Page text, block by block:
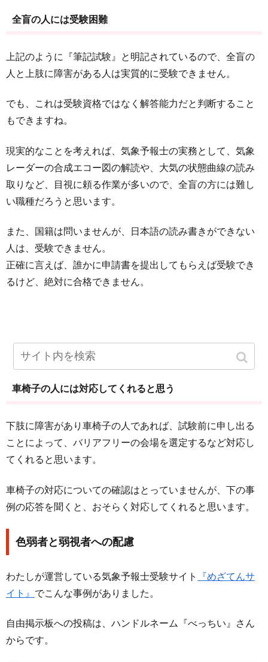
全盲の人には受験困難
上記のように『筆記試験』と明記されているので、全盲の
人と上肢に障害がある人は実質的に受験できません。
でも、これは受験資格ではなく解答能力だと判断すること
もできますね。
現実的なことを考えれば、気象予報士の実務として、気象
レーダーの合成エコー図の解読や、大気の状態曲線の読み
取りなど、目視に頼る作業が多いので、全盲の方には難し
い職種だろうと思います。
また、国籍は問いませんが、日本語の読み書きができない
人は、受験できません。
正確に言えば、誰かに申請書を提出してもらえば受験でき
るけど、絶対に合格できません。
車椅子の人には対応してくれると思う
下肢に障害があり車椅子の人であれば、試験前に申し出る
ことによって、バリアフリーの会場を選定するなど対応し
てくれると思います。
車椅子の対応についての確認はとっていませんが、下の事
例の応答を聞くと、おそらく対応してくれると思います。
色弱者と弱視者への配慮
わたしが運営している気象予報士受験サイト
『めざてんサ
イト』 でこんな事例がありました。
自由掲示板への投稿は、ハンドルネーム『べっちい』さん
からです。